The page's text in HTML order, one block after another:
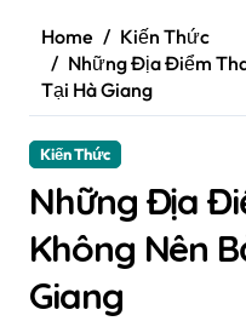
Home
Kiến Thức
Những Địa Điểm
Tại Hà Giang
Kiến Thức
Những Địa
Không Nên
Giang